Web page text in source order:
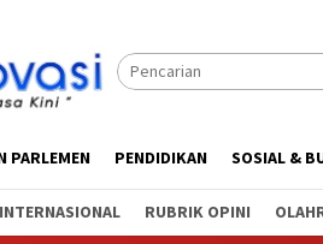
PARLEMEN PENDIDIKAN SOSIAL &
INTERNASIONAL RUBRIK OPINI